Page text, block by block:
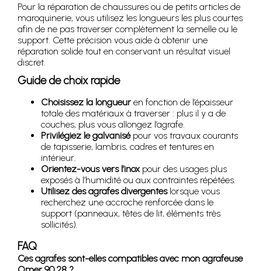
Pour la réparation de chaussures ou de petits articles de
maroquinerie, vous utilisez les longueurs les plus courtes
afin de ne pas traverser complètement la semelle ou le
support. Cette précision vous aide à obtenir une
réparation solide tout en conservant un résultat visuel
discret.
Guide de choix rapide
Choisissez la longueuren fonction de l’épaisseur
totale des matériaux à traverser : plus il y a de
couches, plus vous allongez l’agrafe.
Privilégiez le galvanisépour vos travaux courants
de tapisserie, lambris, cadres et tentures en
intérieur.
Orientez-vous vers l’inoxpour des usages plus
exposés à l’humidité ou aux contraintes répétées.
Utilisez des agrafes divergenteslorsque vous
recherchez une accroche renforcée dans le
support (panneaux, têtes de lit, éléments très
sollicités).
FAQ
Ces agrafes sont-elles compatibles avec mon agrafeuse